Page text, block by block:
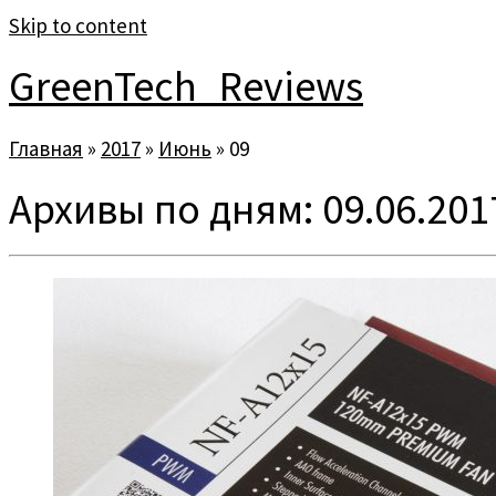
Skip to content
GreenTech_Reviews
Главная » 2017 » Июнь » 09
Архивы по дням: